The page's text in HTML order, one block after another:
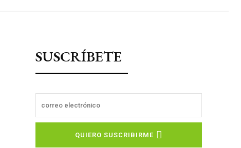
SUSCRÍBETE
QUIERO SUSCRIBIRME